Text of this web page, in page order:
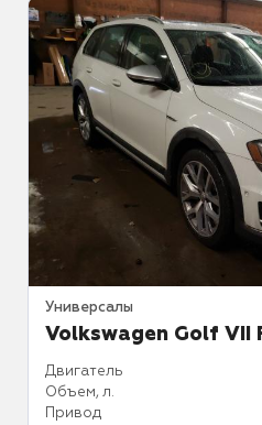
Универсалы
Volkswagen Golf VII
Двигатель
Объем, л.
Привод